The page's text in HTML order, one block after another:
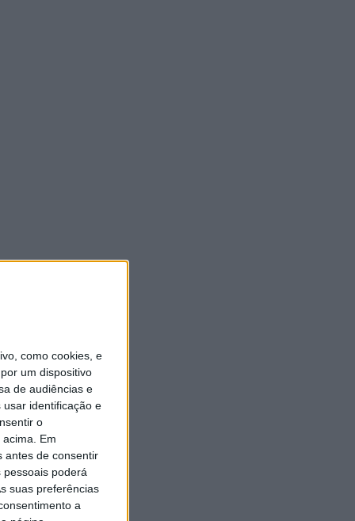
como cookies, e
um dispositivo
de audiências e
identificação e
o
Em
antes de consentir
poderá
suas preferências
a